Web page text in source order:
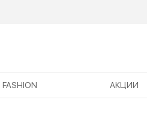
FASHION АКЦИИ